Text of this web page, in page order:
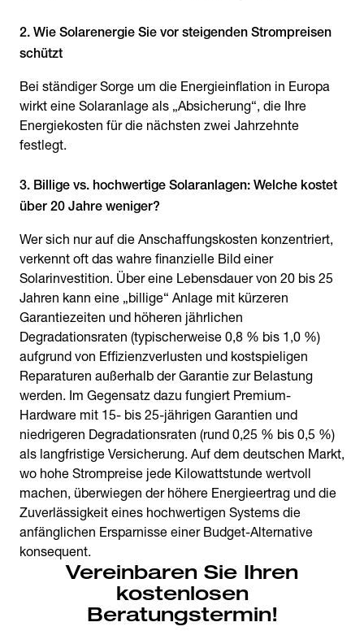
2. Wie Solarenergie Sie vor steigenden Strompreisen
schützt
Bei ständiger Sorge um die Energieinflation in Europa
wirkt eine Solaranlage als „Absicherung“, die Ihre
Energiekosten für die nächsten zwei Jahrzehnte
festlegt.
3. Billige vs. hochwertige Solaranlagen: Welche kostet
über 20 Jahre weniger?
Wer sich nur auf die Anschaffungskosten konzentriert,
verkennt oft das wahre finanzielle Bild einer
Solarinvestition. Über eine Lebensdauer von 20 bis 25
Jahren kann eine „billige“ Anlage mit kürzeren
Garantiezeiten und höheren jährlichen
Degradationsraten (typischerweise 0,8 % bis 1,0 %)
aufgrund von Effizienzverlusten und kostspieligen
Reparaturen außerhalb der Garantie zur Belastung
werden. Im Gegensatz dazu fungiert Premium-
Hardware mit 15- bis 25-jährigen Garantien und
niedrigeren Degradationsraten (rund 0,25 % bis 0,5 %)
als langfristige Versicherung. Auf dem deutschen Markt,
wo hohe Strompreise jede Kilowattstunde wertvoll
machen, überwiegen der höhere Energieertrag und die
Zuverlässigkeit eines hochwertigen Systems die
anfänglichen Ersparnisse einer Budget-Alternative
konsequent.
Vereinbaren Sie Ihren
kostenlosen
Beratungstermin!